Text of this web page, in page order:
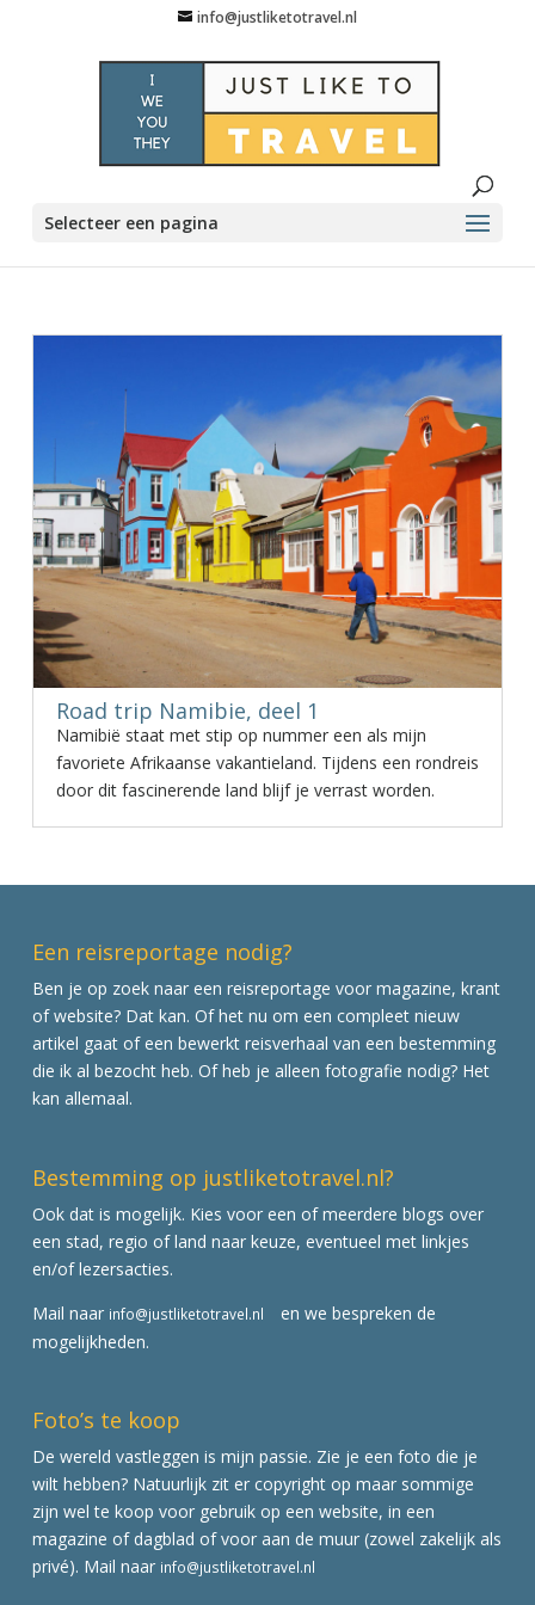
info@justliketotravel.nl
Selecteer een pagina
Road trip Namibie, deel 1
Namibië staat met stip op nummer een als mijn
favoriete Afrikaanse vakantieland. Tijdens een rondreis
door dit fascinerende land blijf je verrast worden.
Een reisreportage nodig?
Ben je op zoek naar een reisreportage voor magazine, krant
of website? Dat kan. Of het nu om een compleet nieuw
artikel gaat of een bewerkt reisverhaal van een bestemming
die ik al bezocht heb. Of heb je alleen fotografie nodig? Het
kan allemaal.
Bestemming op justliketotravel.nl?
Ook dat is mogelijk. Kies voor een of meerdere blogs over
een stad, regio of land naar keuze, eventueel met linkjes
en/of lezersacties.
Mail naar info@justliketotravel.nl
en we bespreken de
mogelijkheden.
Foto’s te koop
De wereld vastleggen is mijn passie. Zie je een foto die je
wilt hebben? Natuurlijk zit er copyright op maar sommige
zijn wel te koop voor gebruik op een website, in een
magazine of dagblad of voor aan de muur (zowel zakelijk als
privé). Mail naar info@justliketotravel.nl